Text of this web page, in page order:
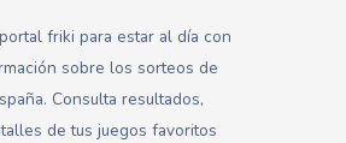
friki para estar al día con
sobre los sorteos de
Consulta resultados,
de tus juegos favoritos